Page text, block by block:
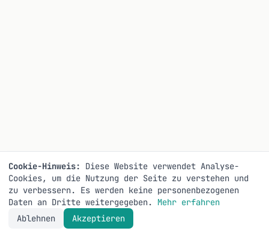
Cookie-Hinweis:
Diese Website verwendet Analyse-
Cookies, um die Nutzung der Seite zu verstehen und
zu verbessern. Es werden keine personenbezogenen
Daten an Dritte weitergegeben. Mehr erfahren
Ablehnen
Akzeptieren